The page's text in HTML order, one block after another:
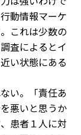
動情報マーケ
これは少数の
査によるとイ
い状態にある
い。「責任あ
悪いと思うか
患者１人に対